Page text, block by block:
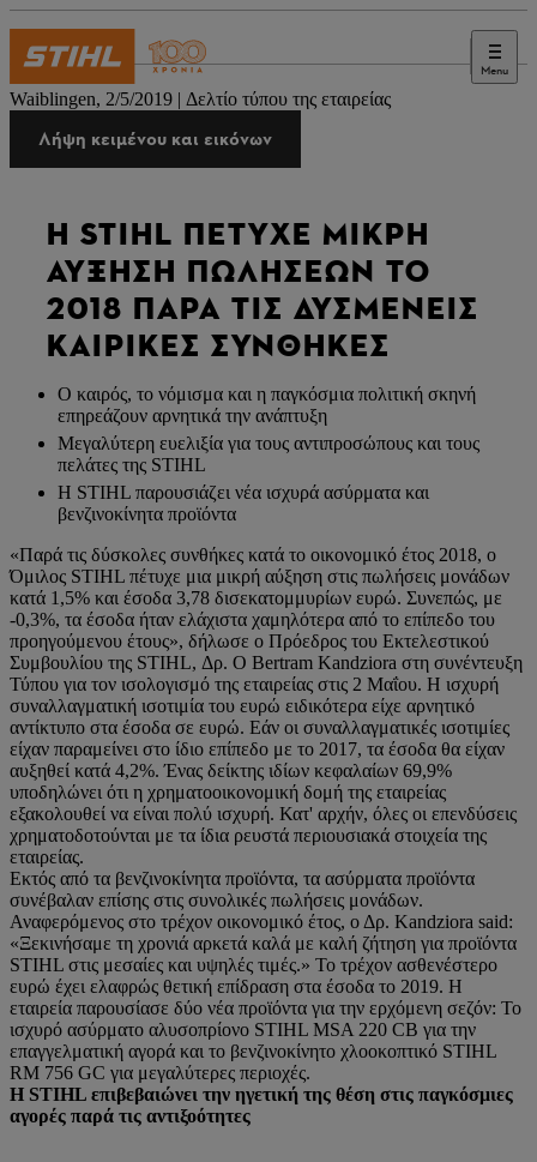
Menu
Τύπος
Waiblingen, 2/5/2019 | Δελτίο τύπου της εταιρείας
Λήψη κειμένου και εικόνων
Η STIHL ΠΈΤΥΧΕ ΜΙΚΡΉ
ΑΎΞΗΣΗ ΠΩΛΉΣΕΩΝ ΤΟ
2018 ΠΑΡΆ ΤΙΣ ΔΥΣΜΕΝΕΊΣ
ΚΑΙΡΙΚΈΣ ΣΥΝΘΉΚΕΣ
Ο καιρός, το νόμισμα και η παγκόσμια πολιτική σκηνή
επηρεάζουν αρνητικά την ανάπτυξη
Μεγαλύτερη ευελιξία για τους αντιπροσώπους και τους
πελάτες της STIHL
Η STIHL παρουσιάζει νέα ισχυρά ασύρματα και
βενζινοκίνητα προϊόντα
«Παρά τις δύσκολες συνθήκες κατά το οικονομικό έτος 2018, ο
Όμιλος STIHL πέτυχε μια μικρή αύξηση στις πωλήσεις μονάδων
κατά 1,5% και έσοδα 3,78 δισεκατομμυρίων ευρώ. Συνεπώς, με
-0,3%, τα έσοδα ήταν ελάχιστα χαμηλότερα από το επίπεδο του
προηγούμενου έτους», δήλωσε ο Πρόεδρος του Εκτελεστικού
Συμβουλίου της STIHL, Δρ. Ο Bertram Kandziora στη συνέντευξη
Τύπου για τον ισολογισμό της εταιρείας στις 2 Μαΐου. Η ισχυρή
συναλλαγματική ισοτιμία του ευρώ ειδικότερα είχε αρνητικό
αντίκτυπο στα έσοδα σε ευρώ. Εάν οι συναλλαγματικές ισοτιμίες
είχαν παραμείνει στο ίδιο επίπεδο με το 2017, τα έσοδα θα είχαν
αυξηθεί κατά 4,2%. Ένας δείκτης ιδίων κεφαλαίων 69,9%
υποδηλώνει ότι η χρηματοοικονομική δομή της εταιρείας
εξακολουθεί να είναι πολύ ισχυρή. Κατ' αρχήν, όλες οι επενδύσεις
χρηματοδοτούνται με τα ίδια ρευστά περιουσιακά στοιχεία της
εταιρείας.
Εκτός από τα βενζινοκίνητα προϊόντα, τα ασύρματα προϊόντα
συνέβαλαν επίσης στις συνολικές πωλήσεις μονάδων.
Αναφερόμενος στο τρέχον οικονομικό έτος, ο Δρ. Kandziora said:
«Ξεκινήσαμε τη χρονιά αρκετά καλά με καλή ζήτηση για προϊόντα
STIHL στις μεσαίες και υψηλές τιμές.» Το τρέχον ασθενέστερο
ευρώ έχει ελαφρώς θετική επίδραση στα έσοδα το 2019. Η
εταιρεία παρουσίασε δύο νέα προϊόντα για την ερχόμενη σεζόν: Το
ισχυρό ασύρματο αλυσοπρίονο STIHL MSA 220 CB για την
επαγγελματική αγορά και το βενζινοκίνητο χλοοκοπτικό STIHL
RM 756 GC για μεγαλύτερες περιοχές.
Η STIHL επιβεβαιώνει την ηγετική της θέση στις παγκόσμιες
αγορές παρά τις αντιξοότητες